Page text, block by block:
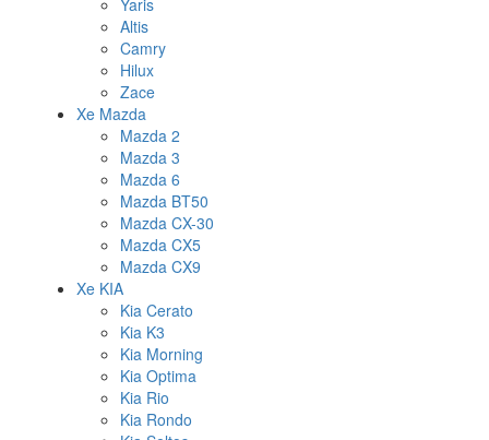
Yaris
Altis
Camry
Hilux
Zace
Xe Mazda
Mazda 2
Mazda 3
Mazda 6
Mazda BT50
Mazda CX-30
Mazda CX5
Mazda CX9
Xe KIA
Kia Cerato
Kia K3
Kia Morning
Kia Optima
Kia Rio
Kia Rondo